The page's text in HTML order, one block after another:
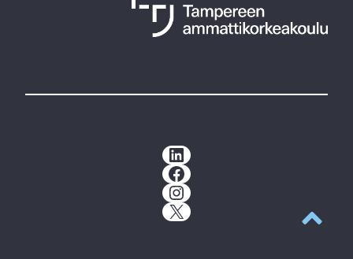
LinkedIn
Facebook
Instagram
X
Takaisin